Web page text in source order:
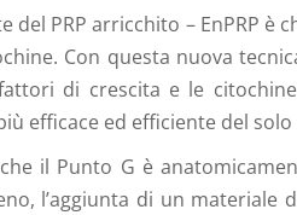
del PRP arricchito – EnPRP
Con questa nuova
di crescita e le
efficace ed efficiente del
il Punto G è
l’aggiunta di un materiale